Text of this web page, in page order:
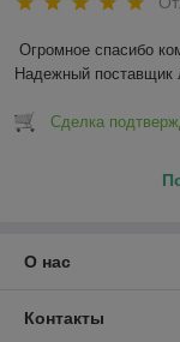
Огромное спасибо
Надежный поставщик
Сделка
О нас
Контакты